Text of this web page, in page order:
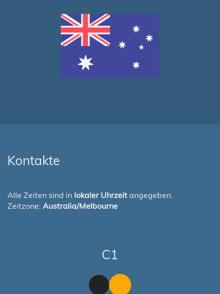
Kontakte
Alle Zeiten sind in lokaler Uhrzeit angegeben.
Zeitzone: Australia/Melbourne
C1